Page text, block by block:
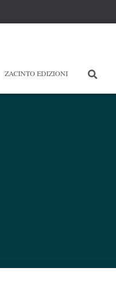
ZACINTO EDIZIONI